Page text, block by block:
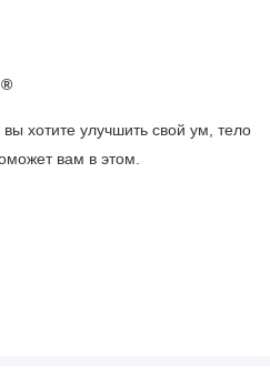
хотите улучшить свой ум, тело
вам в этом.